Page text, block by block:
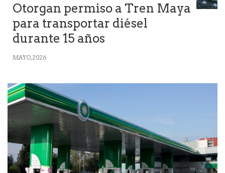
Otorgan permiso a Tren Maya
para transportar diésel
durante 15 años
MAYO, 2026